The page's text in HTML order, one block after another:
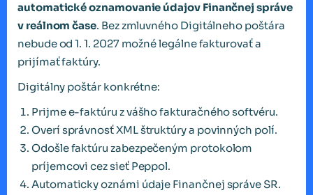
automatické oznamovanie údajov Finančnej správe
v reálnom čase. Bez zmluvného Digitálneho poštára
nebude od 1. 1. 2027 možné legálne fakturovať a
prijímať faktúry.
Digitálny poštár konkrétne:
Prijme e-faktúru z vášho fakturačného softvéru.
Overí správnosť XML štruktúry a povinných polí.
Odošle faktúru zabezpečeným protokolom
príjemcovi cez sieť Peppol.
Automaticky oznámi údaje Finančnej správe SR.